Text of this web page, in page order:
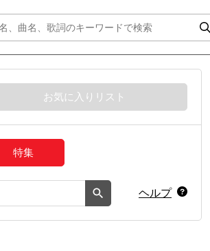
お気に入りリスト
特集
ヘルプ